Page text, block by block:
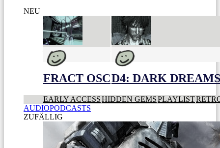
NEU
FRACT OSCD4: DARK
EARLY ACCESSHIDDEN GEMSPLAYLIST
AUDIOPODCASTS
ZUFÄLLIG